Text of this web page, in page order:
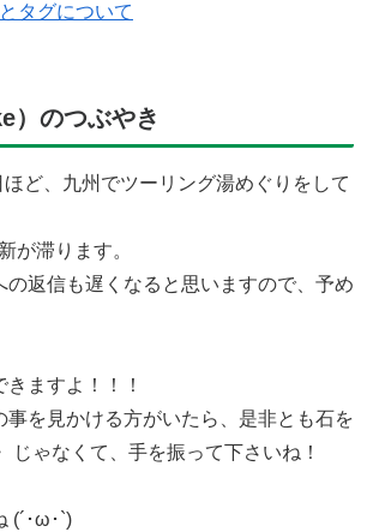
タグについて
）のつぶやき
ど、九州でツーリング湯めぐりをして
が滞ります。
の返信も遅くなると思いますので、予め
ますよ！！！
事を見かける方がいたら、是非とも石を
じゃなくて、手を振って下さいね！
(´･ω･`)